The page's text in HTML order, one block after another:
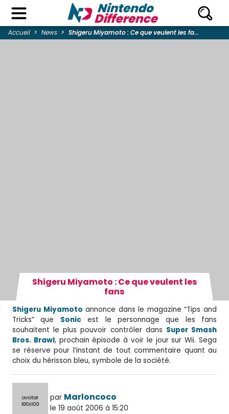
Accueil News Shigeru Miyamoto : Ce que veulent les fa...
Shigeru Miyamoto : Ce que veulent les
fans
Shigeru Miyamoto annonce dans le magazine “Tips and
Tricks” que Sonicest le personnage que les fans
souhaitent le plus pouvoir contrôler dans Super Smash
Bros. Brawl, prochain épisode à voir le jour sur Wii. Sega
se réserve pour l’instant de tout commentaire quant au
choix du hérisson bleu, symbole de la société.
par Marloncoco
le 19 août 2006 à 15:20